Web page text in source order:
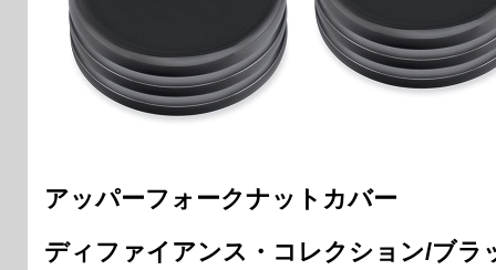
アッパーフォークナットカバー
ディファイアンス・コレクション/ブラ